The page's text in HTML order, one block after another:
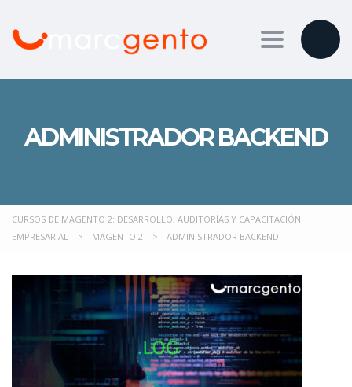
Toggle
ADMINISTRADOR BACKEND
CURSOS DE MAGENTO 2: DESARROLLO, AUDITORÍAS Y CAPACITACIÓN
EMPRESARIAL
> MAGENTO 2 > ADMINISTRADOR BACKEND